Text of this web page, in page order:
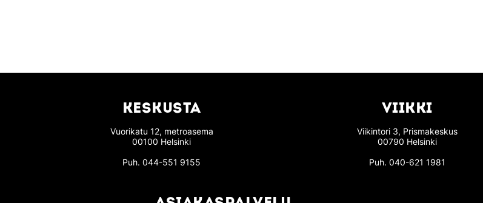
KESKUSTA
Vuorikatu 12, metroasema
00100 Helsinki
Puh.044-551 9155
VIIKKI
Viikintori 3, Prismakeskus
00790 Helsinki
Puh. 040-621 1981